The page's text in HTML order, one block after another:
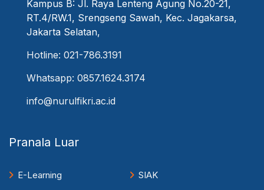
Kampus B: Jl. Raya Lenteng Agung No.20-21,
RT.4/RW.1, Srengseng Sawah, Kec. Jagakarsa,
Jakarta Selatan,
Hotline: 021-786.3191
Whatsapp: 0857.1624.3174
info@nurulfikri.ac.id
Pranala Luar
E-Learning
SIAK